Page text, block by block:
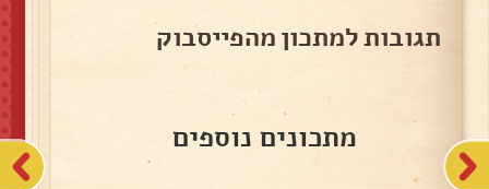
תגובות למתכון מהפייסבוק
מתכונים נוספים